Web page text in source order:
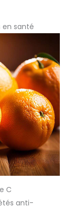
en santé
C
anti-